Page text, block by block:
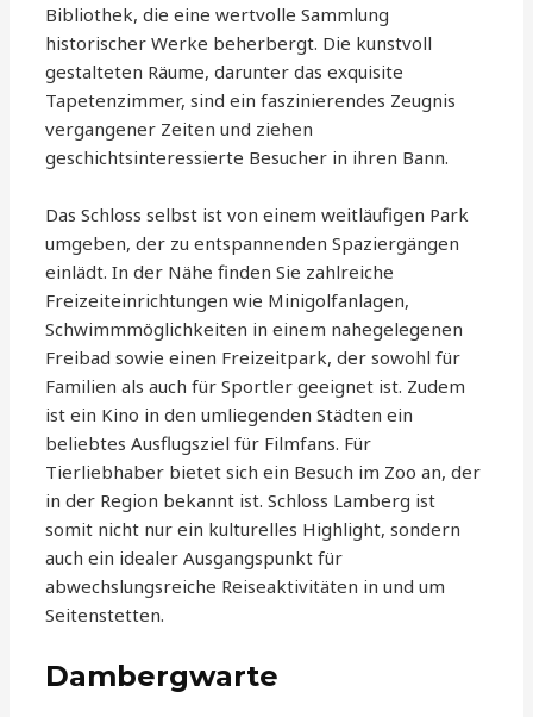
Bibliothek, die eine wertvolle Sammlung
historischer Werke beherbergt. Die kunstvoll
gestalteten Räume, darunter das exquisite
Tapetenzimmer, sind ein faszinierendes Zeugnis
vergangener Zeiten und ziehen
geschichtsinteressierte Besucher in ihren Bann.
Das Schloss selbst ist von einem weitläufigen Park
umgeben, der zu entspannenden Spaziergängen
einlädt. In der Nähe finden Sie zahlreiche
Freizeiteinrichtungen wie Minigolfanlagen,
Schwimmmöglichkeiten in einem nahegelegenen
Freibad sowie einen Freizeitpark, der sowohl für
Familien als auch für Sportler geeignet ist. Zudem
ist ein Kino in den umliegenden Städten ein
beliebtes Ausflugsziel für Filmfans. Für
Tierliebhaber bietet sich ein Besuch im Zoo an, der
in der Region bekannt ist. Schloss Lamberg ist
somit nicht nur ein kulturelles Highlight, sondern
auch ein idealer Ausgangspunkt für
abwechslungsreiche Reiseaktivitäten in und um
Seitenstetten.
Dambergwarte